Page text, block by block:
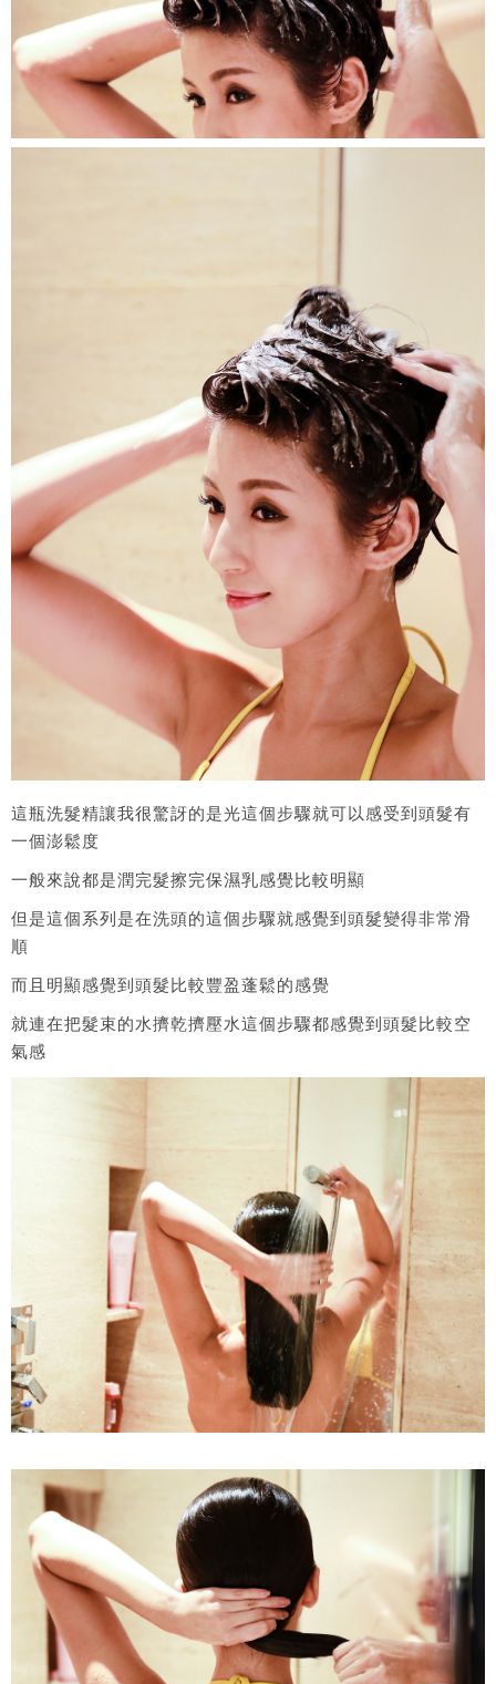
這瓶洗髮精讓我很驚訝的是光這個步驟就可以感受到頭髮有
一個澎鬆度
一般來說都是潤完髮擦完保濕乳感覺比較明顯
但是這個系列是在洗頭的這個步驟就感覺到頭髮變得非常滑
順
而且明顯感覺到頭髮比較豐盈蓬鬆的感覺
就連在把髮束的水擠乾擠壓水這個步驟都感覺到頭髮比較空
氣感